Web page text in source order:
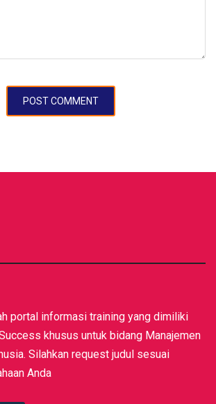
portal informasi training yang dimiliki
khusus untuk bidang Manajemen
Silahkan request judul sesuai
Anda